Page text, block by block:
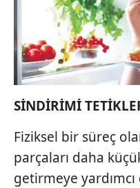
SİNDİRİMİ
Fiziksel bir süreç
parçaları daha
getirmeye